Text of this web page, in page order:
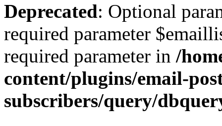
Deprecated: Optional
required parameter
required parameter in /
content/plugins/email-
subscribers/query/